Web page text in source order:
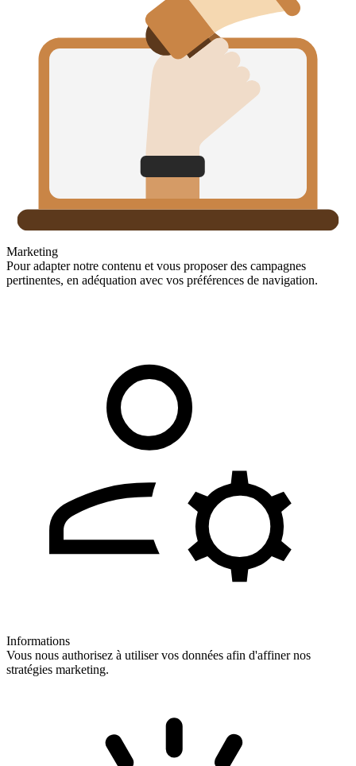
Marketing
Pour adapter notre contenu et vous proposer des campagnes
pertinentes, en adéquation avec vos préférences de navigation.
Informations
Vous nous authorisez à utiliser vos données afin d'affiner nos
stratégies marketing.